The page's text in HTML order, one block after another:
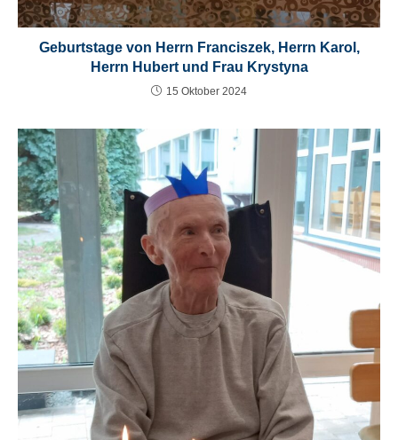
Geburtstage von Herrn Franciszek, Herrn Karol,
Herrn Hubert und Frau Krystyna
15 Oktober 2024